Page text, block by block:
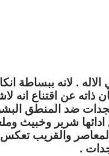
. لانه ببساطة
ذاته عن اقتناع انه
ضد المنطق
ادائها شرير وخبيث
المعاصر والقريب
.